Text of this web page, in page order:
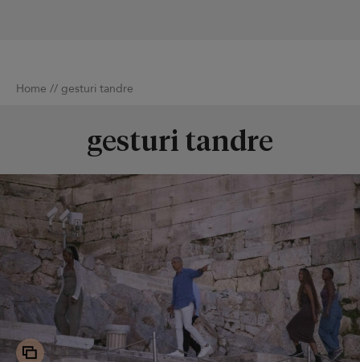
Home // gesturi tandre
gesturi tandre